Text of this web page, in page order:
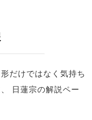
だけではなく気持ち
日蓮宗の解説ペー